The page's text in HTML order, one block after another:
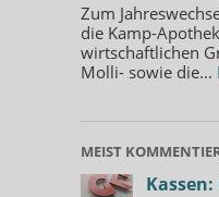
Zum
die Kamp-
wirtschaftlichen
Molli- sowie die...
MEIST